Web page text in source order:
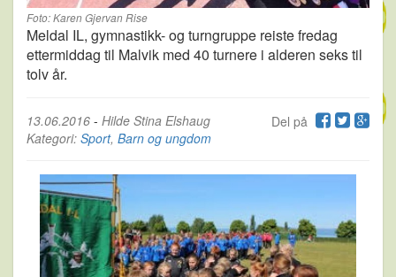
Foto: Karen Gjervan Rise
Meldal IL, gymnastikk- og turngruppe reiste fredag
ettermiddag til Malvik med 40 turnere i alderen seks til
tolv år.
Del på
13.06.2016 - Hilde Stina Elshaug
Kategori: Sport, Barn og ungdom